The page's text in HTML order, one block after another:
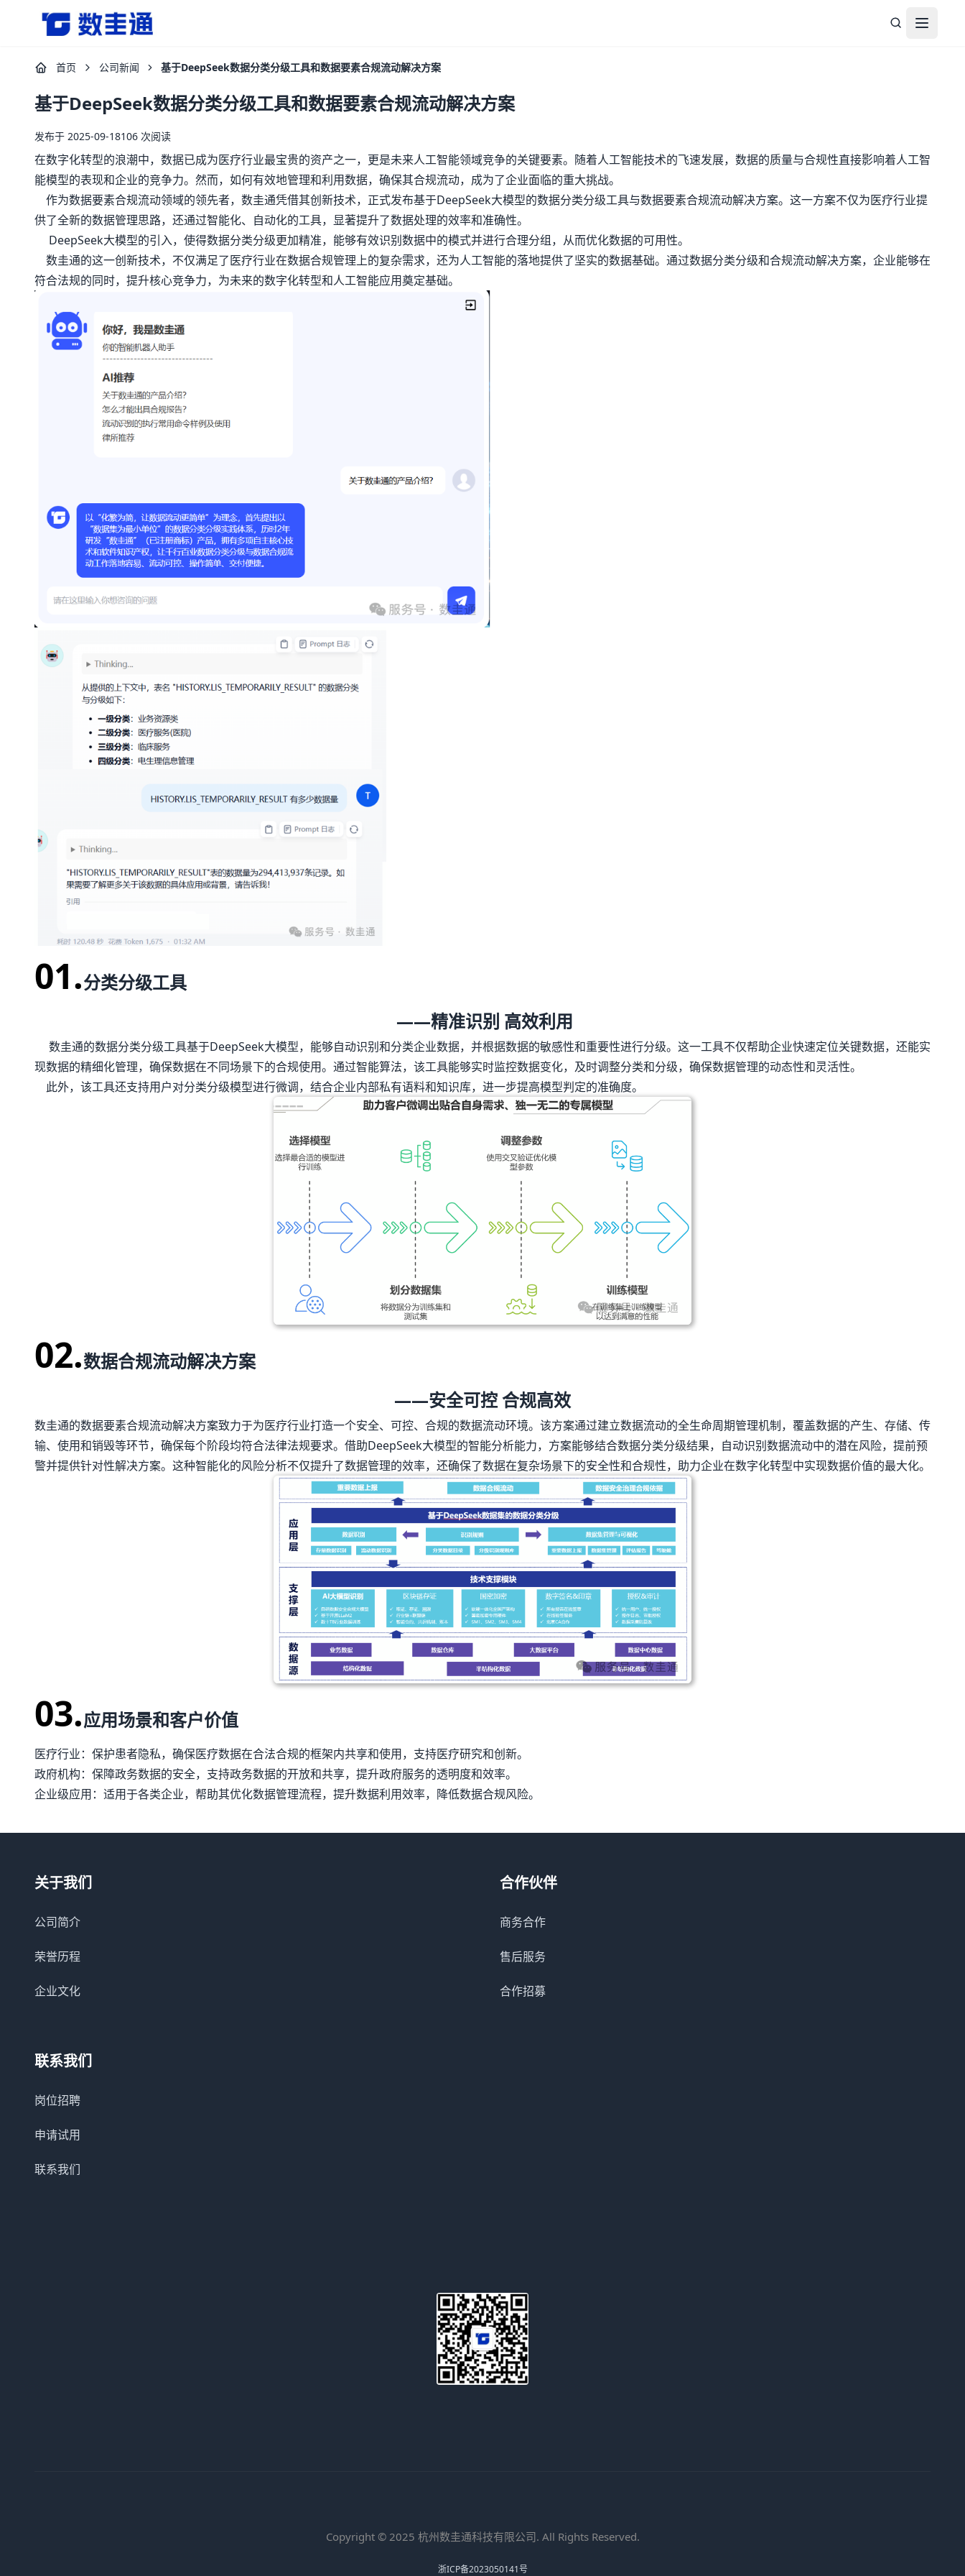
杭州数圭通科技有限公司-让数据安全流动，让数据释放价值
打开菜
首页 公司新闻 基于DeepSeek数据分类分级工具和数据要素合规流动解决方案
基于DeepSeek数据分类分级工具和数据要素合规流动解决方案
发布于 2025-09-18106 次阅读
在数字化转型的浪潮中，数据已成为医疗行业最宝贵的资产之一，更是未来人工智能领域竞争的关键要素。随着人工智能技术的飞速发展，数据的质量与合规性直接影响着人工智
能模型的表现和企业的竞争力。然而，如何有效地管理和利用数据，确保其合规流动，成为了企业面临的重大挑战。
作为数据要素合规流动领域的领先者，数圭通凭借其创新技术，正式发布基于DeepSeek大模型的数据分类分级工具与数据要素合规流动解决方案。这一方案不仅为医疗行业提
供了全新的数据管理思路，还通过智能化、自动化的工具，显著提升了数据处理的效率和准确性。
DeepSeek大模型的引入，使得数据分类分级更加精准，能够有效识别数据中的模式并进行合理分组，从而优化数据的可用性。
数圭通的这一创新技术，不仅满足了医疗行业在数据合规管理上的复杂需求，还为人工智能的落地提供了坚实的数据基础。通过数据分类分级和合规流动解决方案，企业能够在
符合法规的同时，提升核心竞争力，为未来的数字化转型和人工智能应用奠定基础。
01.分类分级工具
——精准识别 高效利用
数圭通的数据分类分级工具基于DeepSeek大模型，能够自动识别和分类企业数据，并根据数据的敏感性和重要性进行分级。这一工具不仅帮助企业快速定位关键数据，还能实
现数据的精细化管理，确保数据在不同场景下的合规使用。通过智能算法，该工具能够实时监控数据变化，及时调整分类和分级，确保数据管理的动态性和灵活性。
此外，该工具还支持用户对分类分级模型进行微调，结合企业内部私有语料和知识库，进一步提高模型判定的准确度。
02.数据合规流动解决方案
——安全可控 合规高效
数圭通的数据要素合规流动解决方案致力于为医疗行业打造一个安全、可控、合规的数据流动环境。该方案通过建立数据流动的全生命周期管理机制，覆盖数据的产生、存储、传
输、使用和销毁等环节，确保每个阶段均符合法律法规要求。借助DeepSeek大模型的智能分析能力，方案能够结合数据分类分级结果，自动识别数据流动中的潜在风险，提前预
警并提供针对性解决方案。这种智能化的风险分析不仅提升了数据管理的效率，还确保了数据在复杂场景下的安全性和合规性，助力企业在数字化转型中实现数据价值的最大化。
03.应用场景和客户价值
医疗行业：保护患者隐私，确保医疗数据在合法合规的框架内共享和使用，支持医疗研究和创新。
政府机构：保障政务数据的安全，支持政务数据的开放和共享，提升政府服务的透明度和效率。
企业级应用：适用于各类企业，帮助其优化数据管理流程，提升数据利用效率，降低数据合规风险。
关于我们
公司简介
荣誉历程
企业文化
合作伙伴
商务合作
售后服务
合作招募
联系我们
岗位招聘
申请试用
联系我们
Copyright © 2025 杭州数圭通科技有限公司. All Rights Reserved.
浙ICP备2023050141号